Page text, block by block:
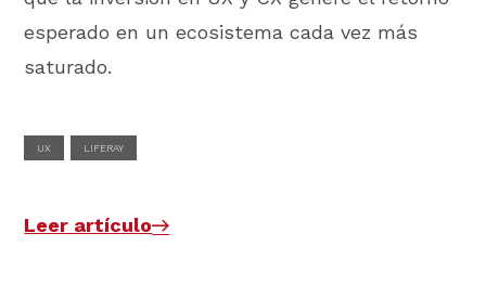
esperado en un ecosistema cada vez más
saturado.
UX LIFERAY
Leer artículo